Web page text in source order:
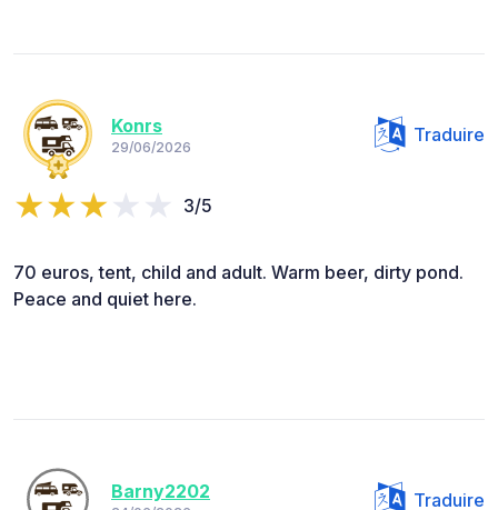
Konrs
29/06/2026
Traduire
3/5
70 euros, tent, child and adult. Warm beer, dirty pond.
Peace and quiet here.
Barny2202 Traduire